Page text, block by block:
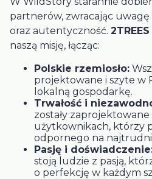
partnerów, zwracając
oraz autentyczność. 2TREES
naszą misję, łącząc:
Polskie rzemiosło:
projektowane i szyte w
lokalną gospodarkę.
Trwałość i
zostały zaprojektowane
użytkownikach, którzy
odpornego na
Pasję i
stoją ludzie z pasją,
o perfekcję w każdym